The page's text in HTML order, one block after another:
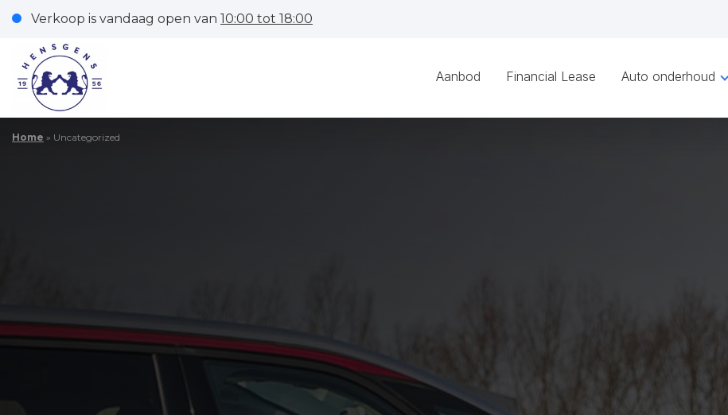
Verkoop is vandaag open van 10:00 tot 18:00
Aanbod Financial Lease Auto onderhoud
Home » Uncategorized